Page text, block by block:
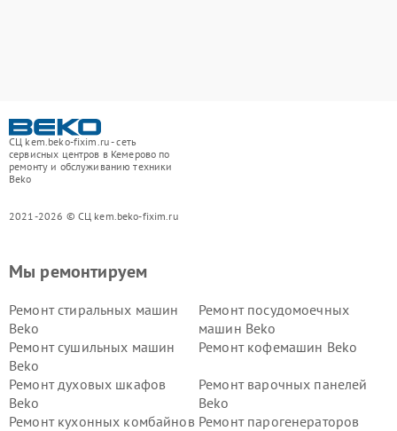
СЦ kem.beko-fixim.ru - сеть
сервисных центров в Кемерово по
ремонту и обслуживанию техники
Beko
2021-2026 © СЦ kem.beko-fixim.ru
Мы ремонтируем
Ремонт стиральных машин
Beko
Ремонт посудомоечных
машин Beko
Ремонт сушильных машин
Beko
Ремонт кофемашин Beko
Ремонт духовых шкафов
Beko
Ремонт варочных панелей
Beko
Ремонт кухонных комбайнов Ремонт парогенераторов